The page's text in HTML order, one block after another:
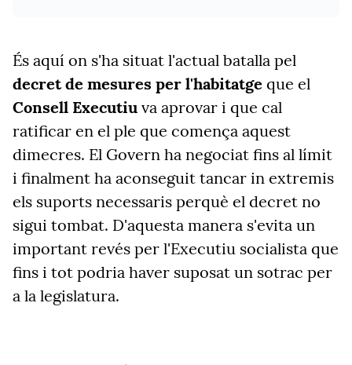
És aquí on s'ha situat l'actual batalla pel
decret de mesures per l'habitatge que el
Consell Executiu va aprovar i que cal
ratificar en el ple que comença aquest
dimecres. El Govern ha negociat fins al límit
i finalment ha aconseguit tancar in extremis
els suports necessaris perquè el decret no
sigui tombat. D'aquesta manera s'evita un
important revés per l'Executiu socialista que
fins i tot podria haver suposat un sotrac per
a la legislatura.